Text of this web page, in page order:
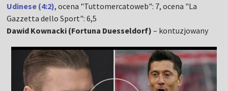
Udinese (4:2), ocena "Tuttomercatoweb": 7, ocena "La
Gazzetta dello Sport": 6,5
Dawid Kownacki (Fortuna Duesseldorf) – kontuzjowany